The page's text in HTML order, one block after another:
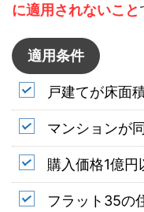
に適用されないこと
適用条件
戸建てが床面
マンションが
購入価格1億円
フラット35の